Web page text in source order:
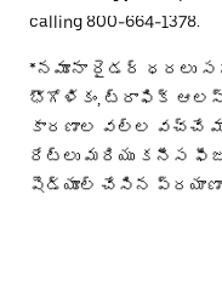
calling 800-664-1378.
*నమూనా రైడర్ ధరలు
భౌగోళికం, ట్రాఫిక్
కారణాల వల్ల వచ్చే
రేట్లు మరియు కనీస
షెడ్యూల్ చేసిన